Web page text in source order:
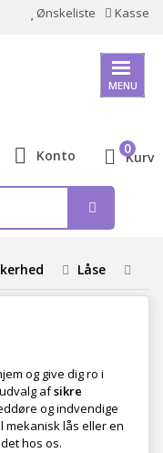
Ønskeliste Kasse
MENU
Konto Kurv
0
Låse
og give dig ro i
afsikre
og indvendige
mekanisk lås eller en
hos os.